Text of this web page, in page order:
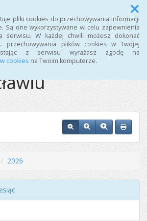
pliki cookies do przechowywania informacji
Są one wykorzystywane w celu zapewnienia
serwisu. W każdej chwili możesz dokonać
przechowywania plików cookies w Twojej
z serwisu wyrażasz zgodę na
cookies na Twoim komputerze.
Menu
Sportu i
w
2026